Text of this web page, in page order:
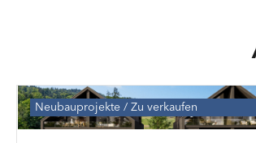
Neubauprojekte Zu verkaufen